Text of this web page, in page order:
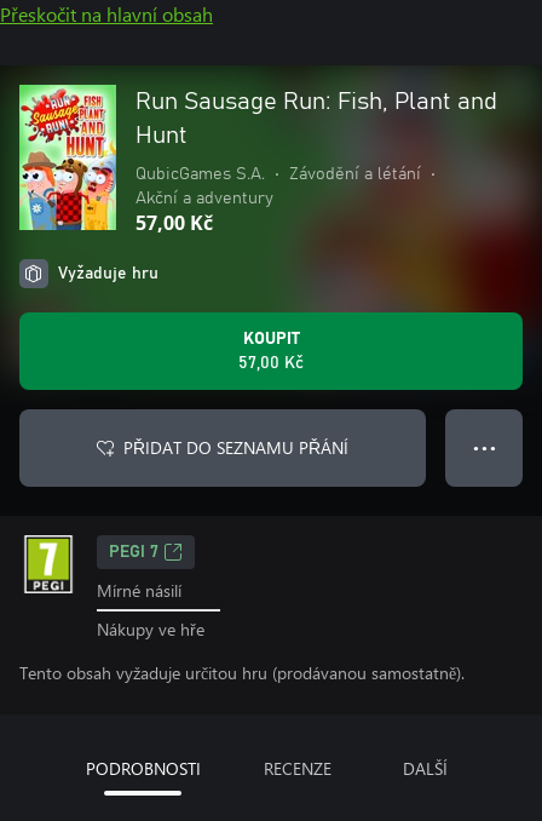
Přeskočit na hlavní obsah
Run Sausage Run: Fish, Plant and
Hunt
QubicGames S.A. • Závodění a létání
•
Akční a adventury
57,00 Kč
Vyžaduje hru
KOUPIT
57,00 Kč
PŘIDAT DO SEZNAMU PŘÁNÍ ● ● ●
PEGI 7
Mírné násilí
Nákupy ve hře
Tento obsah vyžaduje určitou hru (prodávanou samostatně).
PODROBNOSTI RECENZE DALŠÍ